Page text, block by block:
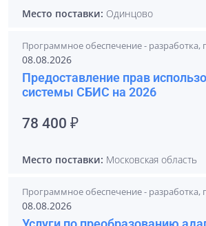
Место поставки: Одинцово
Программное обеспечение - разработка,
08.08.2026
Предоставление прав
системы СБИС на 2026
78 400 ₽
Место поставки: Московская область
Программное обеспечение - разработка,
08.08.2026